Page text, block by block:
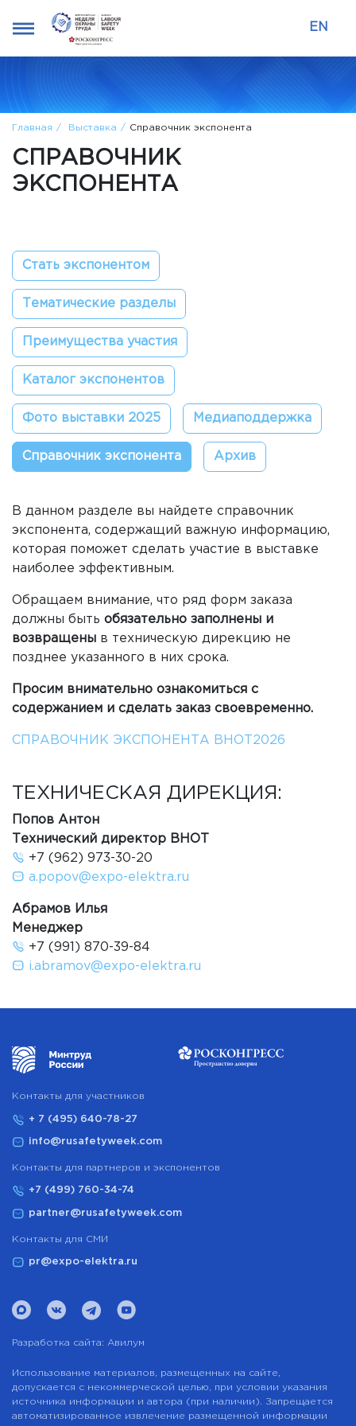
EN
Главная Выставка Справочник экспонента
СПРАВОЧНИК
ЭКСПОНЕНТА
Стать экспонентом
Тематические разделы
Преимущества участия
Каталог экспонентов
Фото выставки 2025 Медиаподдержка
Справочник экспонента Архив
В данном разделе вы найдете справочник
экспонента, содержащий важную информацию,
которая поможет сделать участие в выставке
наиболее эффективным.
Обращаем внимание, что ряд форм заказа
должны быть обязательно заполнены и
возвращены в техническую дирекцию не
позднее указанного в них срока.
Просим внимательно ознакомиться с
содержанием и сделать заказ своевременно.
СПРАВОЧНИК ЭКСПОНЕНТА ВНОТ2026
ТЕХНИЧЕСКАЯ ДИРЕКЦИЯ:
Попов Антон
Технический директор ВНОТ
+7 (962) 973-30-20
a.popov@expo-elektra.ru
Абрамов Илья
Менеджер
+7 (991) 870-39-84
i.abramov@expo-elektra.ru
Контакты для участников
+ 7 (495) 640-78-27
info@rusafetyweek.com
Контакты для партнеров и экспонентов
+7 (499) 760-34-74
partner@rusafetyweek.com
Контакты для СМИ
pr@expo-elektra.ru
Разработка сайта: Авилум
Использование материалов, размещенных на сайте,
допускается с некоммерческой целью, при условии указания
источника информации и автора (при наличии). Запрещается
автоматизированное извлечение размещенной информации